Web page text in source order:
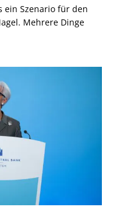
ein Szenario für den
Mehrere Dinge